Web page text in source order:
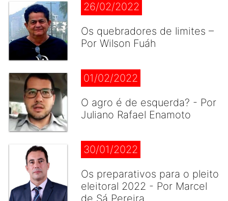
26/02/2022
Os quebradores de limites –
Por Wilson Fuáh
01/02/2022
O agro é de esquerda? - Por
Juliano Rafael Enamoto
30/01/2022
Os preparativos para o pleito
eleitoral 2022 - Por Marcel
de Sá Pereira